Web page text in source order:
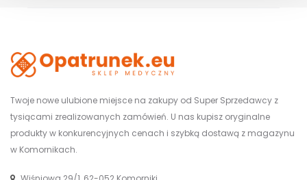
Twoje nowe ulubione miejsce na zakupy od Super Sprzedawcy z
tysiącami zrealizowanych zamówień. U nas kupisz oryginalne
produkty w konkurencyjnych cenach i szybką dostawą z magazynu
w Komornikach.